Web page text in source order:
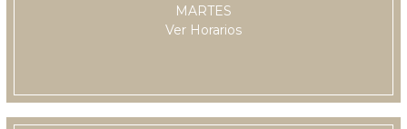
MARTES
Ver Horarios
11:30 hrs